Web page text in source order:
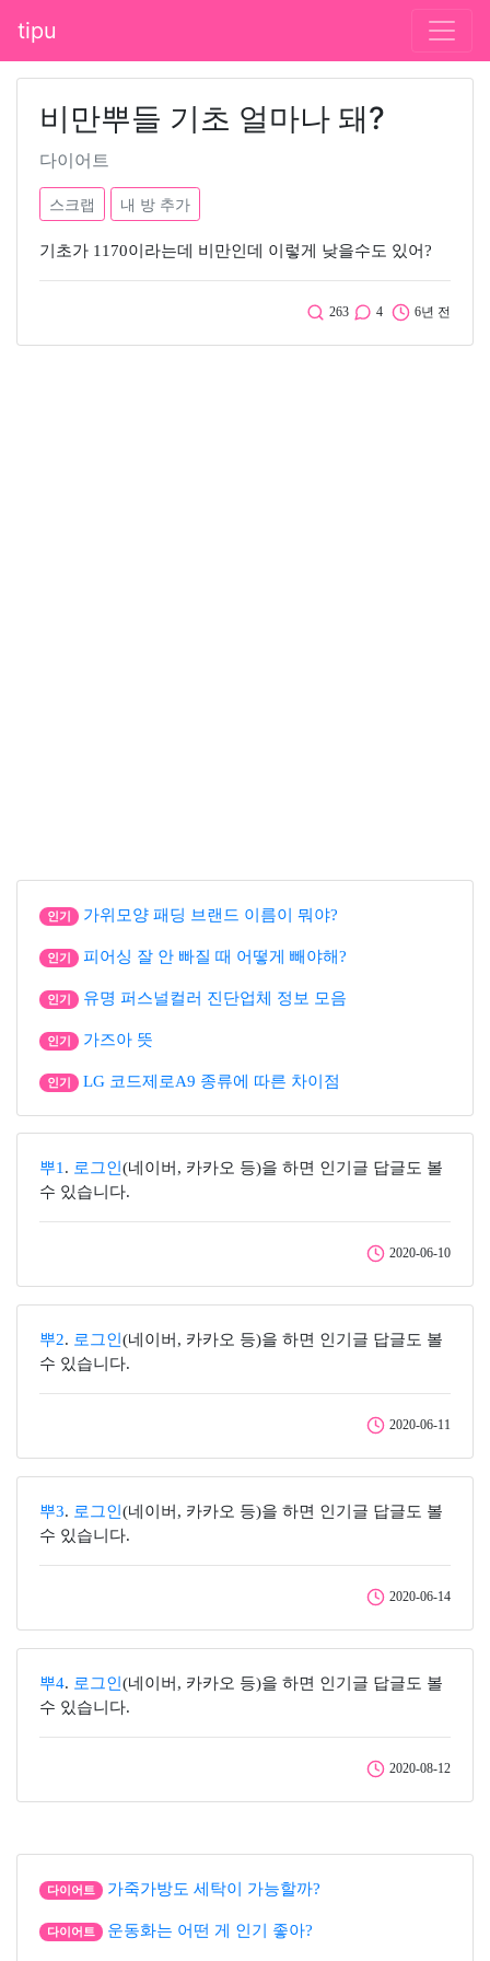
tipu
비만뿌들 기초 얼마나 돼?
다이어트
스크랩 내 방 추가
기초가 1170이라는데 비만인데 이렇게 낮을수도 있어?
263 4 6년 전
인기 가위모양 패딩 브랜드 이름이 뭐야?
인기 피어싱 잘 안 빠질 때 어떻게 빼야해?
인기 유명 퍼스널컬러 진단업체 정보 모음
인기 가즈아 뜻
인기 LG 코드제로A9 종류에 따른 차이점
뿌1 . 로그인 (네이버, 카카오 등)을 하면 인기글 답글도 볼
수 있습니다.
2020-06-10
뿌2. 로그인 (네이버, 카카오 등)을 하면 인기글 답글도 볼
수 있습니다.
2020-06-11
뿌3. 로그인 (네이버, 카카오 등)을 하면 인기글 답글도 볼
수 있습니다.
2020-06-14
뿌4. 로그인 (네이버, 카카오 등)을 하면 인기글 답글도 볼
수 있습니다.
2020-08-12
다이어트 가죽가방도 세탁이 가능할까?
다이어트 운동화는 어떤 게 인기 좋아?